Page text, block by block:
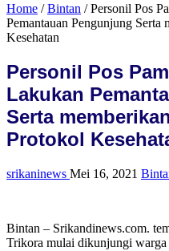
Home / Bintan / Personil Pos
Pemantauan Pengunjung
Kesehatan
Personil Pos
Lakukan
Serta
Protokol
srikaninews Mei 16, 2021
Bintan – Srikandinews.com.
Trikora mulai dikunjungi warga